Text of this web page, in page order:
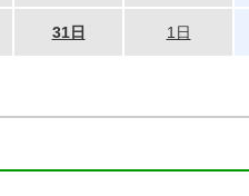
31日 1日